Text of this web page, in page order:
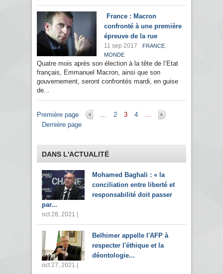
France : Macron
confronté à une première
épreuve de la rue
11 sep 2017 FRANCE,
MONDE
Quatre mois après son élection à la tête de l’Etat
français, Emmanuel Macron, ainsi que son
gouvernement, seront confrontés mardi, en guise
de...
Pages
Première page … 2 3 4
…
Dernière page
DANS L'ACTUALITÉ
Mohamed Baghali : « la
conciliation entre liberté et
responsabilité doit passer
par...
oct 28, 2021 |
Belhimer appelle l'AFP à
respecter l'éthique et la
déontologie...
oct 27, 2021 |